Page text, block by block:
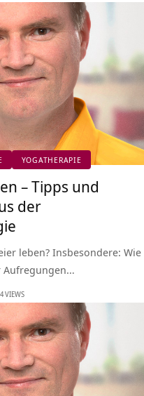
YOGATHERAPIE
– Tipps und
der
leben? Insbesondere: Wie
Aufregungen…
VIEWS